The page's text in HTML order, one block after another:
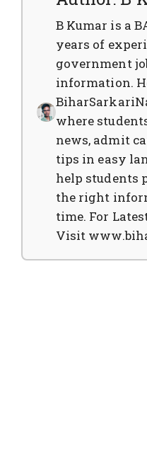
B Kumar is a
years of
government
information.
where
news, admit
tips in easy
help students
the right
time. For
Visit